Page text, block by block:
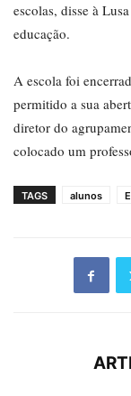
escolas, disse à
educação.
A escola foi
permitido a sua
diretor do
colocado um
TAGS alunos